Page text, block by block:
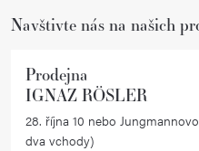
Navštivte nás na našich
Prodejna
IGNAZ RÖSLER
28. října 10 nebo
dva vchody)